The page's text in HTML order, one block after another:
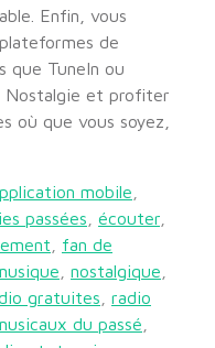
Enfin, vous
de
que TuneIn ou
Nostalgie et profiter
où que vous soyez,
mobile
passées écouter
fan de
nostalgique
gratuites
radio
du passé